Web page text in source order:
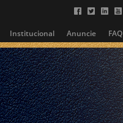
Institucional Anuncie FAQ